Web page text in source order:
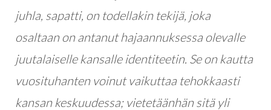
juhla, sapatti, on todellakin tekijä, joka
osaltaan on antanut hajaannuksessa olevalle
juutalaiselle kansalle identiteetin. Se on kautta
vuosituhanten voinut vaikuttaa tehokkaasti
kansan keskuudessa; vietetäänhän sitä yli